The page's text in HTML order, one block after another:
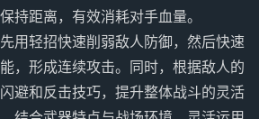
持距离，有效消耗对手血量。
用轻招快速削弱敌人防御，然后快速
，形成连续攻击。同时，根据敌人的
避和反击技巧，提升整体战斗的灵活